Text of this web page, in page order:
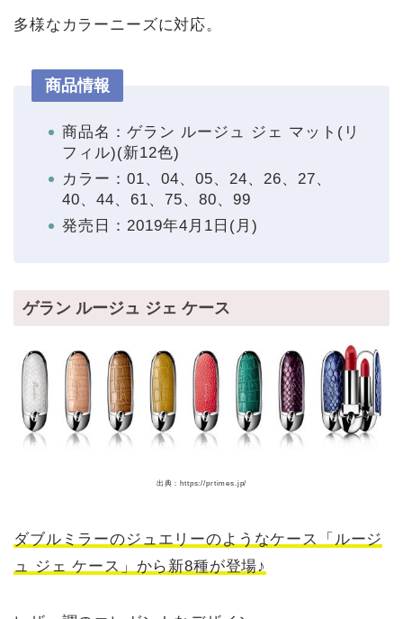
多様なカラーニーズに対応。
商品情報
商品名：ゲラン ルージュ ジェ マット(リ
フィル)(新12色)
カラー：01、04、05、24、26、27、
40、44、61、75、80、99
発売日：2019年4月1日(月)
ゲラン ルージュ ジェ ケース
出典：https://prtimes.jp/
ダブルミラーのジュエリーのようなケース「ルージ
ュ ジェ ケース」から新8種が登場♪